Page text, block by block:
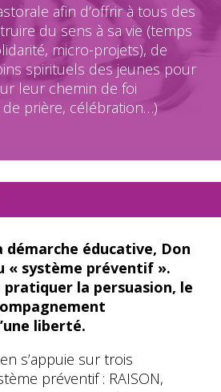
afin d’offrir à tous des
du sens à sa vie (temps
micro-projets), de
spirituels des jeunes pour
leur chemin de foi
prière, célébration…)
démarche éducative, Don
« système préventif ».
pratiquer la persuasion, le
liberté.
s’appuie sur trois
préventif : RAISON,